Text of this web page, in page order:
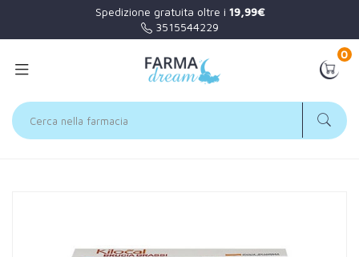
Spedizione gratuita oltre i 19,99€
3515544229
0